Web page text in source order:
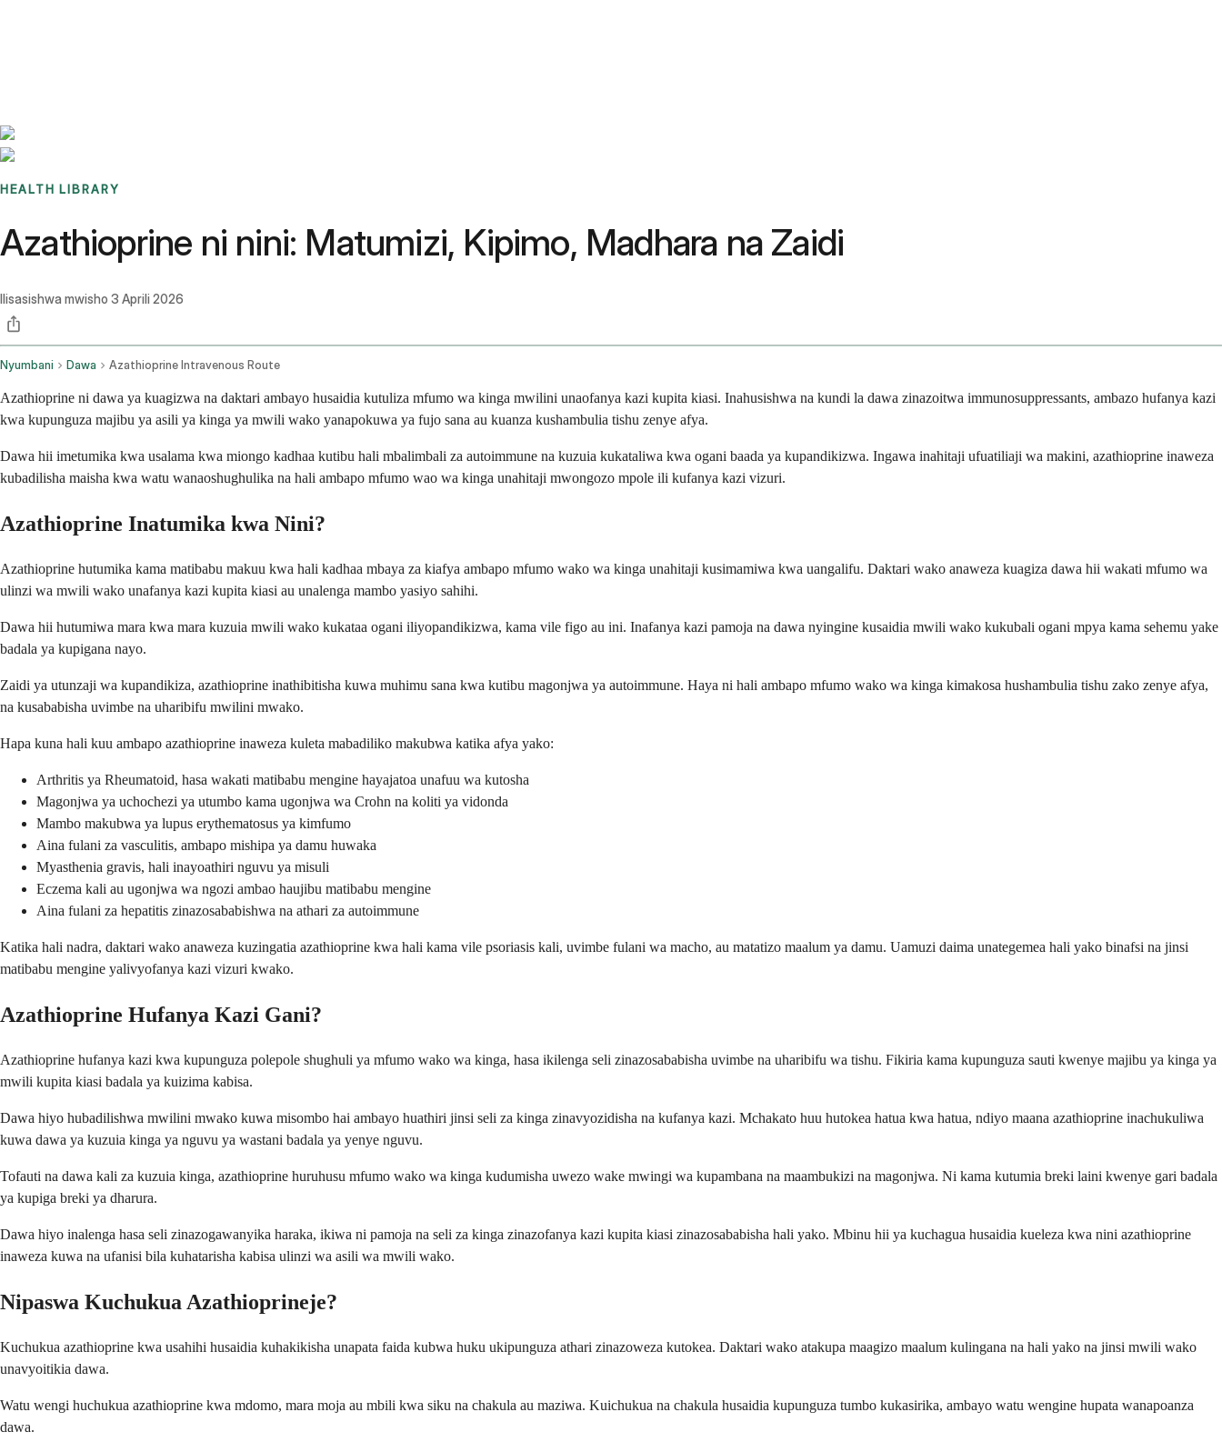
HEALTH LIBRARY
Azathioprine ni nini: Matumizi, Kipimo, Madhara na Zaidi
Ilisasishwa mwisho 3 Aprili 2026
Nyumbani Dawa Azathioprine Intravenous Route
Azathioprine ni dawa ya kuagizwa na daktari ambayo husaidia kutuliza mfumo wa kinga mwilini unaofanya kazi kupita kiasi. Inahusishwa na kundi la dawa zinazoitwa immunosuppressants, ambazo hufanya kazi
kwa kupunguza majibu ya asili ya kinga ya mwili wako yanapokuwa ya fujo sana au kuanza kushambulia tishu zenye afya.
Dawa hii imetumika kwa usalama kwa miongo kadhaa kutibu hali mbalimbali za autoimmune na kuzuia kukataliwa kwa ogani baada ya kupandikizwa. Ingawa inahitaji ufuatiliaji wa makini, azathioprine inaweza
kubadilisha maisha kwa watu wanaoshughulika na hali ambapo mfumo wao wa kinga unahitaji mwongozo mpole ili kufanya kazi vizuri.
Azathioprine Inatumika kwa Nini?
Azathioprine hutumika kama matibabu makuu kwa hali kadhaa mbaya za kiafya ambapo mfumo wako wa kinga unahitaji kusimamiwa kwa uangalifu. Daktari wako anaweza kuagiza dawa hii wakati mfumo wa
ulinzi wa mwili wako unafanya kazi kupita kiasi au unalenga mambo yasiyo sahihi.
Dawa hii hutumiwa mara kwa mara kuzuia mwili wako kukataa ogani iliyopandikizwa, kama vile figo au ini. Inafanya kazi pamoja na dawa nyingine kusaidia mwili wako kukubali ogani mpya kama sehemu yake
badala ya kupigana nayo.
Zaidi ya utunzaji wa kupandikiza, azathioprine inathibitisha kuwa muhimu sana kwa kutibu magonjwa ya autoimmune. Haya ni hali ambapo mfumo wako wa kinga kimakosa hushambulia tishu zako zenye afya,
na kusababisha uvimbe na uharibifu mwilini mwako.
Hapa kuna hali kuu ambapo azathioprine inaweza kuleta mabadiliko makubwa katika afya yako:
Arthritis ya Rheumatoid, hasa wakati matibabu mengine hayajatoa unafuu wa kutosha
Magonjwa ya uchochezi ya utumbo kama ugonjwa wa Crohn na koliti ya vidonda
Mambo makubwa ya lupus erythematosus ya kimfumo
Aina fulani za vasculitis, ambapo mishipa ya damu huwaka
Myasthenia gravis, hali inayoathiri nguvu ya misuli
Eczema kali au ugonjwa wa ngozi ambao haujibu matibabu mengine
Aina fulani za hepatitis zinazosababishwa na athari za autoimmune
Katika hali nadra, daktari wako anaweza kuzingatia azathioprine kwa hali kama vile psoriasis kali, uvimbe fulani wa macho, au matatizo maalum ya damu. Uamuzi daima unategemea hali yako binafsi na jinsi
matibabu mengine yalivyofanya kazi vizuri kwako.
Azathioprine Hufanya Kazi Gani?
Azathioprine hufanya kazi kwa kupunguza polepole shughuli ya mfumo wako wa kinga, hasa ikilenga seli zinazosababisha uvimbe na uharibifu wa tishu. Fikiria kama kupunguza sauti kwenye majibu ya kinga ya
mwili kupita kiasi badala ya kuizima kabisa.
Dawa hiyo hubadilishwa mwilini mwako kuwa misombo hai ambayo huathiri jinsi seli za kinga zinavyozidisha na kufanya kazi. Mchakato huu hutokea hatua kwa hatua, ndiyo maana azathioprine inachukuliwa
kuwa dawa ya kuzuia kinga ya nguvu ya wastani badala ya yenye nguvu.
Tofauti na dawa kali za kuzuia kinga, azathioprine huruhusu mfumo wako wa kinga kudumisha uwezo wake mwingi wa kupambana na maambukizi na magonjwa. Ni kama kutumia breki laini kwenye gari badala
ya kupiga breki ya dharura.
Dawa hiyo inalenga hasa seli zinazogawanyika haraka, ikiwa ni pamoja na seli za kinga zinazofanya kazi kupita kiasi zinazosababisha hali yako. Mbinu hii ya kuchagua husaidia kueleza kwa nini azathioprine
inaweza kuwa na ufanisi bila kuhatarisha kabisa ulinzi wa asili wa mwili wako.
Nipaswa Kuchukua Azathioprineje?
Kuchukua azathioprine kwa usahihi husaidia kuhakikisha unapata faida kubwa huku ukipunguza athari zinazoweza kutokea. Daktari wako atakupa maagizo maalum kulingana na hali yako na jinsi mwili wako
unavyoitikia dawa.
Watu wengi huchukua azathioprine kwa mdomo, mara moja au mbili kwa siku na chakula au maziwa. Kuichukua na chakula husaidia kupunguza tumbo kukasirika, ambayo watu wengine hupata wanapoanza
dawa.